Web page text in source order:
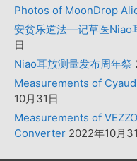
Photos of MoonDrop
安贫乐道法—记草医Niao
日
Niao耳放测量发布周年祭
Measurements of
10月31日
Measurements of
Converter 2022年10月